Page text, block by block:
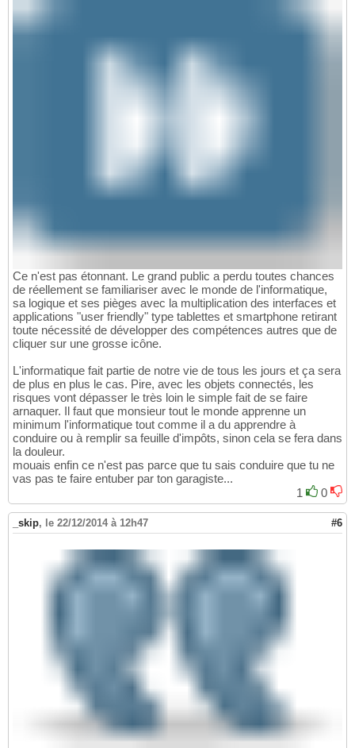
Ce n'est pas étonnant. Le grand public a perdu toutes chances
de réellement se familiariser avec le monde de l'informatique,
sa logique et ses pièges avec la multiplication des interfaces et
applications "user friendly" type tablettes et smartphone retirant
toute nécessité de développer des compétences autres que de
cliquer sur une grosse icône.
L'informatique fait partie de notre vie de tous les jours et ça sera
de plus en plus le cas. Pire, avec les objets connectés, les
risques vont dépasser le très loin le simple fait de se faire
arnaquer. Il faut que monsieur tout le monde apprenne un
minimum l'informatique tout comme il a du apprendre à
conduire ou à remplir sa feuille d'impôts, sinon cela se fera dans
la douleur.
mouais enfin ce n'est pas parce que tu sais conduire que tu ne
vas pas te faire entuber par ton garagiste...
1
0
_skip, le 22/12/2014 à 12h47 #6